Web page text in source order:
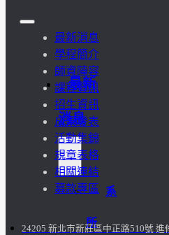
最新
消息
系
所
最新消息
學程簡介
師資陣容
課程資訊
招生資訊
成果發表
活動集錦
規章表格
相關連結
募款專區
24205 新北市新莊區中正路510號 進